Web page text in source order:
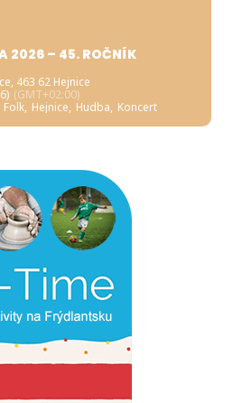
2026 – 45. ROČNÍK
, 463 62 Hejnice
(GMT+02:00)
Folk, Hejnice, Hudba, Koncert